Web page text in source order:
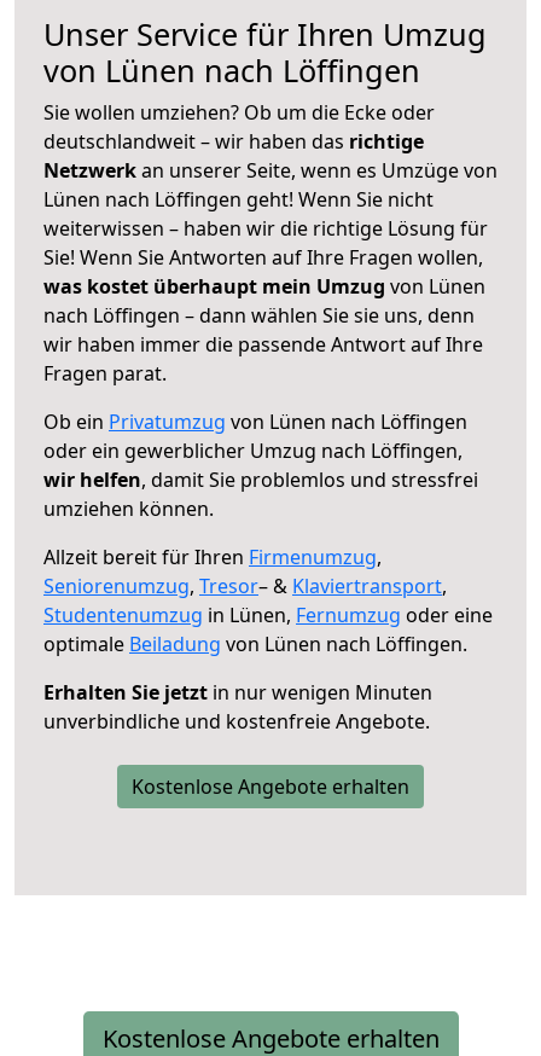
Unser Service für Ihren Umzug
von Lünen nach Löffingen
Sie wollen umziehen? Ob um die Ecke oder
deutschlandweit – wir haben das richtige
Netzwerkan unserer Seite, wenn es Umzüge von
Lünen nach Löffingen geht! Wenn Sie nicht
weiterwissen – haben wir die richtige Lösung für
Sie! Wenn Sie Antworten auf Ihre Fragen wollen,
was kostet überhaupt mein Umzug von Lünen
nach Löffingen – dann wählen Sie sie uns, denn
wir haben immer die passende Antwort auf Ihre
Fragen parat.
Ob ein Privatumzug von Lünen nach Löffingen
oder ein gewerblicher Umzug nach Löffingen,
wir helfen, damit Sie problemlos und stressfrei
umziehen können.
Allzeit bereit für Ihren Firmenumzug,
Seniorenumzug, Tresor– & Klaviertransport,
Studentenumzug in Lünen, Fernumzug oder eine
optimale Beiladung von Lünen nach Löffingen.
Erhalten Sie jetzt in nur wenigen Minuten
unverbindliche und kostenfreie Angebote.
Kostenlose Angebote erhalten
Kostenlose Angebote erhalten